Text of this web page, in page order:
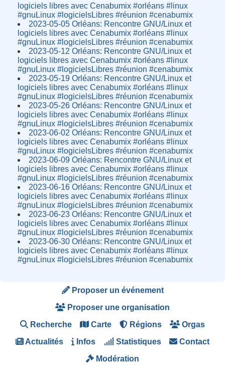
logiciels libres avec Cenabumix #orléans #linux
#gnuLinux #logicielsLibres #réunion #cenabumix
2023-05-05 Orléans: Rencontre GNU/Linux et
logiciels libres avec Cenabumix #orléans #linux
#gnuLinux #logicielsLibres #réunion #cenabumix
2023-05-12 Orléans: Rencontre GNU/Linux et
logiciels libres avec Cenabumix #orléans #linux
#gnuLinux #logicielsLibres #réunion #cenabumix
2023-05-19 Orléans: Rencontre GNU/Linux et
logiciels libres avec Cenabumix #orléans #linux
#gnuLinux #logicielsLibres #réunion #cenabumix
2023-05-26 Orléans: Rencontre GNU/Linux et
logiciels libres avec Cenabumix #orléans #linux
#gnuLinux #logicielsLibres #réunion #cenabumix
2023-06-02 Orléans: Rencontre GNU/Linux et
logiciels libres avec Cenabumix #orléans #linux
#gnuLinux #logicielsLibres #réunion #cenabumix
2023-06-09 Orléans: Rencontre GNU/Linux et
logiciels libres avec Cenabumix #orléans #linux
#gnuLinux #logicielsLibres #réunion #cenabumix
2023-06-16 Orléans: Rencontre GNU/Linux et
logiciels libres avec Cenabumix #orléans #linux
#gnuLinux #logicielsLibres #réunion #cenabumix
2023-06-23 Orléans: Rencontre GNU/Linux et
logiciels libres avec Cenabumix #orléans #linux
#gnuLinux #logicielsLibres #réunion #cenabumix
2023-06-30 Orléans: Rencontre GNU/Linux et
logiciels libres avec Cenabumix #orléans #linux
#gnuLinux #logicielsLibres #réunion #cenabumix
Proposer un événement
Proposer une organisation
Recherche Carte Régions Orgas
Actualités Infos Statistiques Contact
Modération